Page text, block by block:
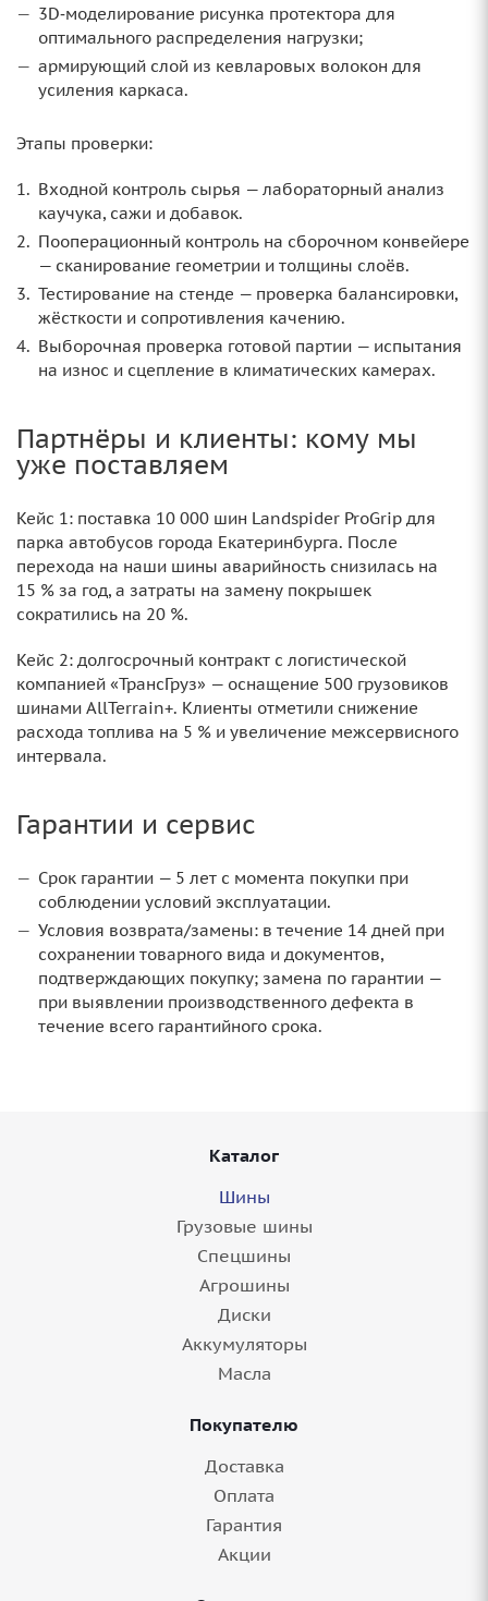
3D‑моделирование рисунка протектора для
оптимального распределения нагрузки;
армирующий слой из кевларовых волокон для
усиления каркаса.
Этапы проверки:
Входной контроль сырья — лабораторный анализ
каучука, сажи и добавок.
Пооперационный контроль на сборочном конвейере
— сканирование геометрии и толщины слоёв.
Тестирование на стенде — проверка балансировки,
жёсткости и сопротивления качению.
Выборочная проверка готовой партии — испытания
на износ и сцепление в климатических камерах.
Партнёры и клиенты: кому мы
уже поставляем
Кейс 1: поставка 10 000 шин Landspider ProGrip для
парка автобусов города Екатеринбурга. После
перехода на наши шины аварийность снизилась на
15 % за год, а затраты на замену покрышек
сократились на 20 %.
Кейс 2: долгосрочный контракт с логистической
компанией «ТрансГруз» — оснащение 500 грузовиков
шинами AllTerrain+. Клиенты отметили снижение
расхода топлива на 5 % и увеличение межсервисного
интервала.
Гарантии и сервис
Срок гарантии — 5 лет с момента покупки при
соблюдении условий эксплуатации.
Условия возврата/замены: в течение 14 дней при
сохранении товарного вида и документов,
подтверждающих покупку; замена по гарантии —
при выявлении производственного дефекта в
течение всего гарантийного срока.
Каталог
Шины
Грузовые шины
Спецшины
Агрошины
Диски
Аккумуляторы
Масла
Покупателю
Доставка
Оплата
Гарантия
Акции